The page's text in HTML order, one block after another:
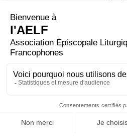
“Siège à ma droite
jusqu’à ce que j’aie placé tes
sous tes pieds !”
David lui-même le nomme
D’où vient alors qu’il est son fils ?
Et la foule nombreuse l’écoutait
– Acclamons la Parole de